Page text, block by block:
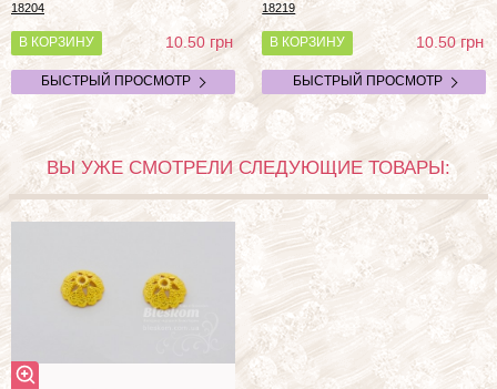
18204
В КОРЗИНУ 10.50грн
БЫСТРЫЙ ПРОСМОТР
18219
В КОРЗИНУ 10.50грн
БЫСТРЫЙ ПРОСМОТР
ВЫ УЖЕ СМОТРЕЛИ СЛЕДУЮЩИЕ ТОВАРЫ: